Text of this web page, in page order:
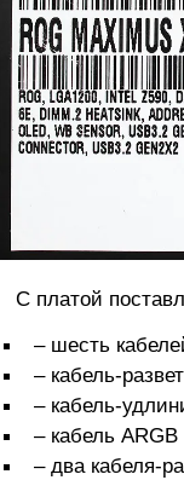
С платой
– шесть
– кабель-
– кабель-
– кабель
– два кабеля-